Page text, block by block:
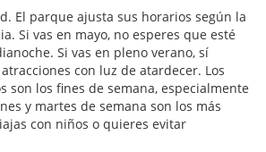
El parque ajusta sus horarios según la
Si vas en mayo, no esperes que esté
Si vas en pleno verano, sí
con luz de atardecer. Los
son los fines de semana, especialmente
y martes de semana son los más
con niños o quieres evitar